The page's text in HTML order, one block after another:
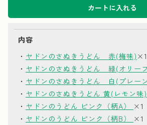
カートに入れる
内容
・ ヤドンのさぬきうどん 赤(梅味) ×1
・ ヤドンのさぬきうどん 緑(オリー
・ ヤドンのさぬきうどん 白(プレー
・ ヤドンのさぬきうどん 黄(レモン味)
・ ヤドンのうどん ピンク（柄A） ×1
・ ヤドンのうどん ピンク（柄B） ×1